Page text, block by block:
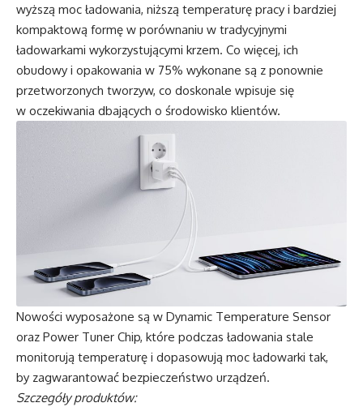
wyższą moc ładowania, niższą temperaturę pracy i bardziej
kompaktową formę w porównaniu w tradycyjnymi
ładowarkami wykorzystującymi krzem. Co więcej, ich
obudowy i opakowania w 75% wykonane są z ponownie
przetworzonych tworzyw, co doskonale wpisuje się
w oczekiwania dbających o środowisko klientów.
Nowości wyposażone są w Dynamic Temperature Sensor
oraz Power Tuner Chip, które podczas ładowania stale
monitorują temperaturę i dopasowują moc ładowarki tak,
by zagwarantować bezpieczeństwo urządzeń.
Szczegóły produktów: